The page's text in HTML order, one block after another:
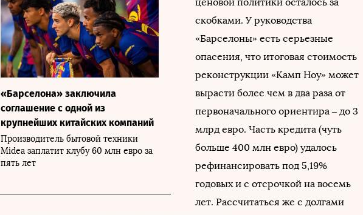
«Барселона» заключила
соглашение с одной из
крупнейших китайских компаний
Производитель бытовой техники
Midea заплатит клубу 60 млн евро за
пять лет
скобками. У руководства
«Барселоны» есть серьезные
опасения, что итоговая стоимость
реконструкции «Камп Ноу» может
вырасти более чем в два раза от
первоначального ориентира – до 3
млрд евро. Часть кредита (чуть
больше 400 млн евро) удалось
рефинансировать под 5,19%
годовых и с отсрочкой на восемь
лет. Рассчитаться же с долгами